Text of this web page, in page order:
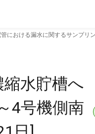
における漏水に関するサンプリ
水貯槽へ
4号機側南